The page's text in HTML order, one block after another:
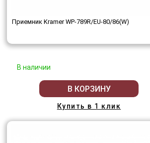
Приемник Kramer WP-789R/EU-80/86(W)
В наличии
В КОРЗИНУ
Купить в 1 клик